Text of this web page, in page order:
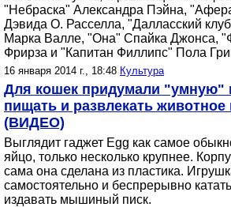
"Небраска" Александра Пэйна,
Дэвида О. Расселла, "Далласcкий
Марка Валле, "Она" Спайка Джонса,
Фрирза и "Капитан Филлипс" Пола
16 января 2014 г., 18:48 Культура
Для кошек придумали "умную"
пищать и развлекать
(ВИДЕО)
Выглядит гаджет Egg как самое
яйцо, только несколько крупнее.
сама она сделана из пластика.
самостоятельно и беспрерывно
издавать мышиный писк.